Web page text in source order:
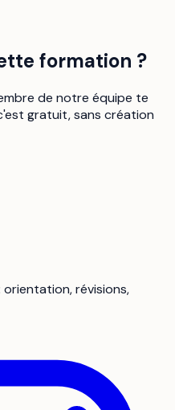
formation ?
de notre équipe te
gratuit, sans création
orientation, révisions,